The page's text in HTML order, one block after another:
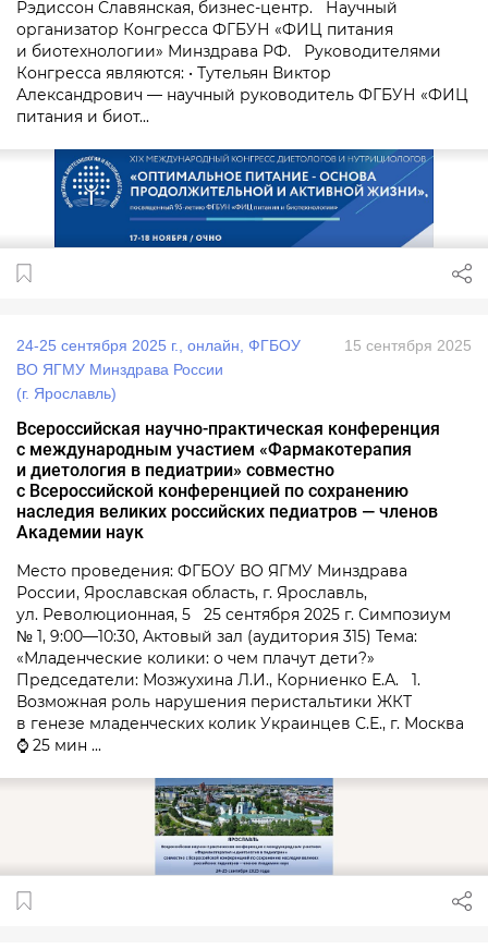
Рэдиссон Славянская, бизнес-центр. Научный
организатор Конгресса ФГБУН «ФИЦ питания
и биотехнологии» Минздрава РФ. Руководителями
Конгресса являются: • Тутельян Виктор
Александрович — научный руководитель ФГБУН «ФИЦ
питания и биот...
24-25 сентября 2025 г., онлайн, ФГБОУ
ВО ЯГМУ Минздрава России
(г. Ярославль)
15 сентября 2025
Всероссийская научно-практическая конференция
с международным участием «Фармакотерапия
и диетология в педиатрии» совместно
с Всероссийской конференцией по сохранению
наследия великих российских педиатров — членов
Академии наук
Место проведения: ФГБОУ ВО ЯГМУ Минздрава
России, Ярославская область, г. Ярославль,
ул. Революционная, 5 25 сентября 2025 г. Симпозиум
№ 1, 9:00—10:30, Актовый зал (аудитория 315) Тема:
«Младенческие колики: о чем плачут дети?»
Председатели: Мозжухина Л.И., Корниенко Е.А. 1.
Возможная роль нарушения перистальтики ЖКТ
в генезе младенческих колик Украинцев С.Е., г. Москва
⌚ 25 мин ...